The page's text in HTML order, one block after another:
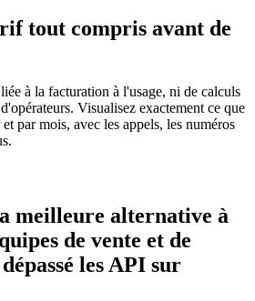
tout compris avant de
à la facturation à l'usage, ni de calculs
Visualisez exactement ce que
par mois, avec les appels, les numéros
meilleure alternative à
de vente et de
les API sur